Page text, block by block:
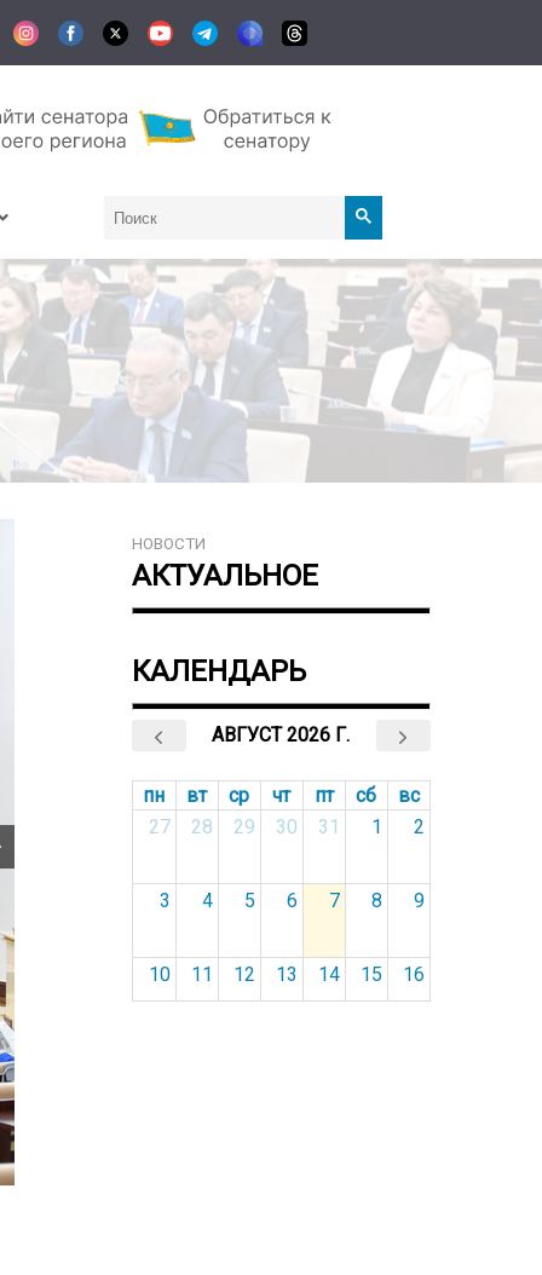
НОВОСТИ
АКТУАЛЬНОЕ
КАЛЕНДАРЬ
АВГУСТ 2026 Г.
пн вт ср чт пт сб
вс
27
28 29 30 31 1 2
3 4 5 6 7 8 9
10 11 12 13 14 15 16